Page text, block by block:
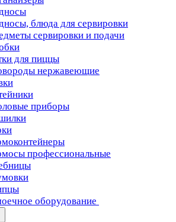
блюда для сервировки
сервировки и подачи
для пиццы
нержавеющие
приборы
профессиональные
оборудование